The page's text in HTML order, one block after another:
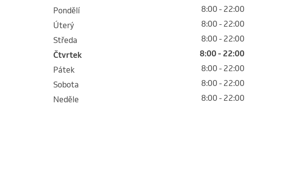
pondělí
8:00 - 22:00
úterý
8:00 - 22:00
středa
8:00 - 22:00
čtvrtek
8:00 - 22:00
pátek
8:00 - 22:00
sobota
8:00 - 22:00
neděle
8:00 - 22:00